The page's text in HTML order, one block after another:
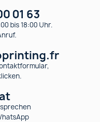
01 63
bis 18:00 Uhr.